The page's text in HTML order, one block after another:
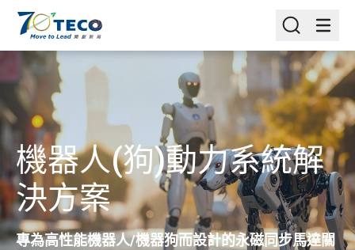
機器人(狗)動力系統解
決方案
專為高性能機器人/機器狗而設計的永磁同步馬達關